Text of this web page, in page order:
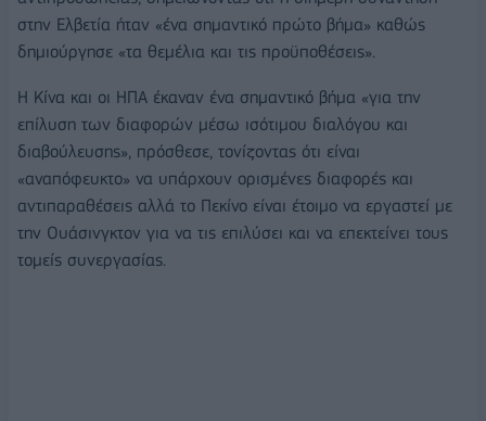
στην Ελβετία ήταν «ένα σημαντικό πρώτο βήμα» καθώς
δημιούργησε «τα θεμέλια και τις προϋποθέσεις».
Η Κίνα και οι ΗΠΑ έκαναν ένα σημαντικό βήμα «για την
επίλυση των διαφορών μέσω ισότιμου διαλόγου και
διαβούλευσης», πρόσθεσε, τονίζοντας ότι είναι
«αναπόφευκτο» να υπάρχουν ορισμένες διαφορές και
αντιπαραθέσεις αλλά το Πεκίνο είναι έτοιμο να εργαστεί με
την Ουάσινγκτον για να τις επιλύσει και να επεκτείνει τους
τομείς συνεργασίας.